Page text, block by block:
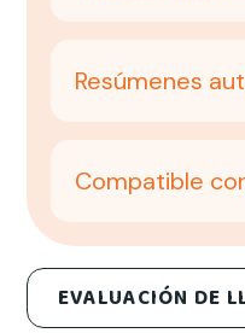
Resúmenes
Compatible
EVALUACIÓN DE